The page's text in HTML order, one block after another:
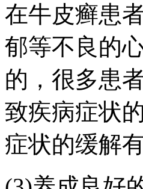
在牛皮癣患
郁等不良的
的，很多患
致疾病症状
症状的缓解